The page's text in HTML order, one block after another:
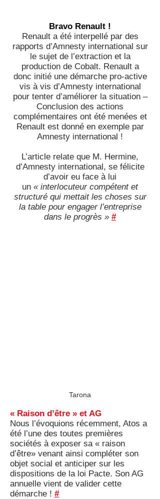
Bravo Renault !
Renault a été interpellé par des
rapports d’Amnesty international sur
le sujet de l’extraction et la
production de Cobalt. Renault a
donc initié une démarche pro-active
vis à vis d’Amnesty international
pour tenter d’améliorer la situation –
Conclusion des actions
complémentaires ont été menées et
Renault est donné en exemple par
Amnesty international !
L’article relate que M. Hermine,
d’Amnesty international, se félicite
d’avoir eu face à lui
un « interlocuteur compétent et
structuré qui mettait les choses sur
la table pour engager l’entreprise
dans le progrès » #
Tarona
« Raison d’être » et AG
Nous l’évoquions récemment, Atos a
été l’une des toutes premières
sociétés à exposer sa « raison
d’être» venant ainsi compléter son
objet social et anticiper sur les
dispositions de la loi Pacte. Son AG
annuelle vient de valider cette
démarche ! #